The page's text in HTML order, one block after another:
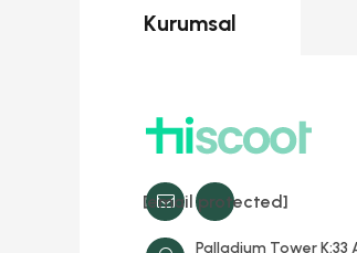
Kurumsal
[email protected]
Palladium Tower K:33